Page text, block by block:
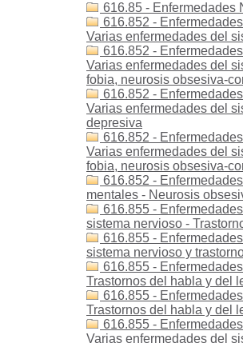
616.85 - Enfermedades
616.852 -
Varias enfermedades del
616.852 -
Varias enfermedades del
fobia, neurosis obsesiva-
616.852 -
Varias enfermedades del
depresiva
616.852 -
Varias enfermedades del
fobia, neurosis obsesiva-
616.852 -
mentales - Neurosis
616.855 -
sistema nervioso -
616.855 -
sistema nervioso y
616.855 -
Trastornos del habla y del
616.855 -
Trastornos del habla y del
616.855 -
Varias enfermedades del